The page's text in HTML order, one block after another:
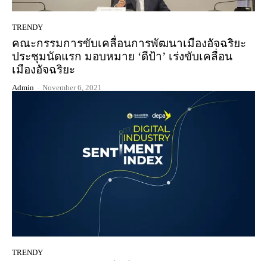
TRENDY
คณะกรรมการขับเคลื่อนการพัฒนาเมืองอัจฉริยะ
ประชุมนัดแรก มอบหมาย ‘ดีป้า’ เร่งขับเคลื่อน
เมืองอัจฉริยะ
Admin - November 6, 2021
TRENDY